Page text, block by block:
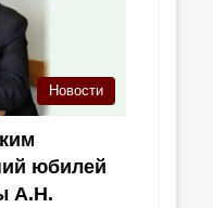
Новости
юбилей
А.Н.